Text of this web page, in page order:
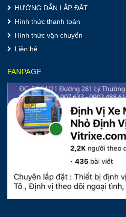
HƯỚNG DẪN LẮP ĐẶT
Hình thức thanh toán
Hình thức vận chuyển
Liên hệ
FANPAGE